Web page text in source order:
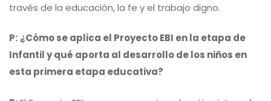
través de la educación, la fe y el trabajo digno.
P: ¿Cómo se aplica el Proyecto EBI en la etapa de
Infantil y qué aporta al desarrollo de los niños en
esta primera etapa educativa?